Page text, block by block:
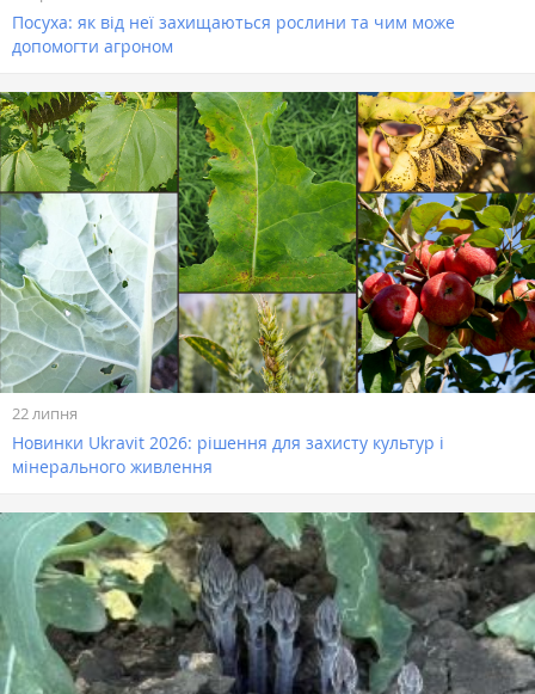
Посуха: як від неї захищаються рослини та чим може
допомогти агроном
22 липня
Новинки Ukravit 2026: рішення для захисту культур і
мінерального живлення